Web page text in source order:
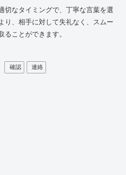
切なタイミングで、丁寧な言葉を選
り、相手に対して失礼なく、スムー
ることができます。
確認 連絡